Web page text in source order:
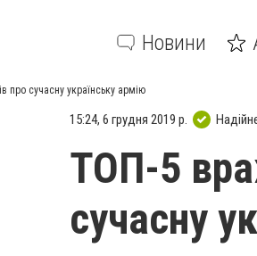
Новини
про сучасну українську армію
15:24, 6 грудня 2019 р.
ТОП-5
сучасну